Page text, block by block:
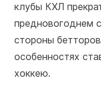
клубы КХЛ
предновогоднем
стороны
особенностях
хоккею.